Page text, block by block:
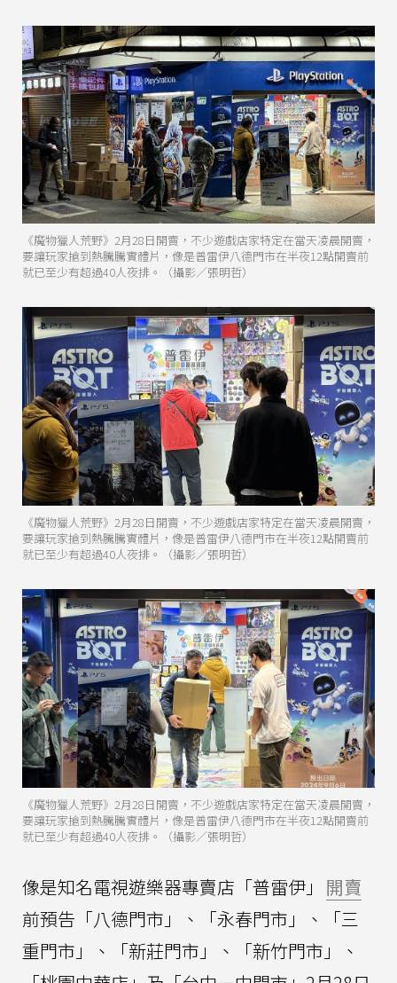
《魔物獵人荒野》2月28日開賣，不少遊戲店家特定在當天凌晨開賣，
要讓玩家搶到熱騰騰實體片，像是普雷伊八德門市在半夜12點開賣前
就已至少有超過40人夜排。（攝影／張明哲）
《魔物獵人荒野》2月28日開賣，不少遊戲店家特定在當天凌晨開賣，
要讓玩家搶到熱騰騰實體片，像是普雷伊八德門市在半夜12點開賣前
就已至少有超過40人夜排。（攝影／張明哲）
《魔物獵人荒野》2月28日開賣，不少遊戲店家特定在當天凌晨開賣，
要讓玩家搶到熱騰騰實體片，像是普雷伊八德門市在半夜12點開賣前
就已至少有超過40人夜排。（攝影／張明哲）
像是知名電視遊樂器專賣店「普雷伊」 開賣
前預告「八德門市」、「永春門市」、「三
重門市」、「新莊門市」、「新竹門市」、